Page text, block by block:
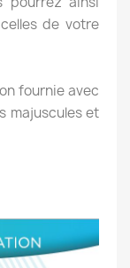
de votre
fournie avec
majuscules et